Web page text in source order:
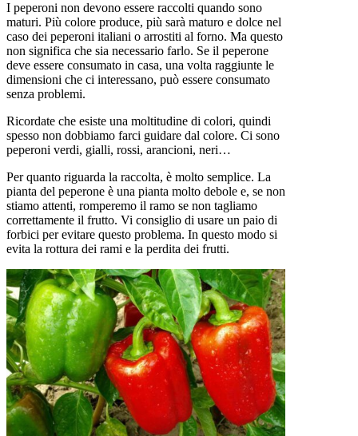
I peperoni non devono essere raccolti quando sono
maturi. Più colore produce, più sarà maturo e dolce nel
caso dei peperoni italiani o arrostiti al forno. Ma questo
non significa che sia necessario farlo. Se il peperone
deve essere consumato in casa, una volta raggiunte le
dimensioni che ci interessano, può essere consumato
senza problemi.
Ricordate che esiste una moltitudine di colori, quindi
spesso non dobbiamo farci guidare dal colore. Ci sono
peperoni verdi, gialli, rossi, arancioni, neri…
Per quanto riguarda la raccolta, è molto semplice. La
pianta del peperone è una pianta molto debole e, se non
stiamo attenti, romperemo il ramo se non tagliamo
correttamente il frutto. Vi consiglio di usare un paio di
forbici per evitare questo problema. In questo modo si
evita la rottura dei rami e la perdita dei frutti.